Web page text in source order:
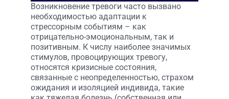
Возникновение тревоги часто вызвано
необходимостью адаптации к
стрессорным событиям – как
отрицательно-эмоциональным, так и
позитивным. К числу наиболее значимых
стимулов, провоцирующих тревогу,
относятся кризисные состояния,
связанные с неопределенностью, страхом
ожидания и изоляцией индивида, такие